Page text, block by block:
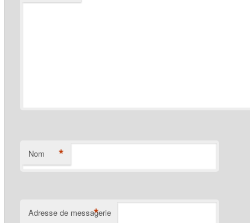
Nom *
Adresse de messagerie
*